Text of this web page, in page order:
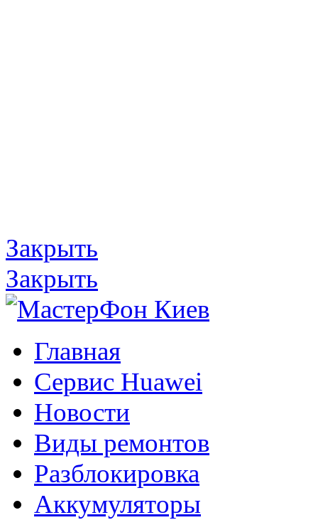
Закрыть
Закрыть
Главная
Сервис Huawei
Новости
Виды ремонтов
Разблокировка
Аккумуляторы